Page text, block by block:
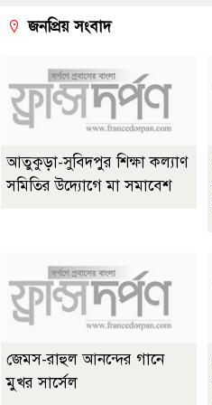
জনপ্রিয় সংবাদ
আতুকুড়া-সুবিদপুর শিক্ষা কল্যাণ
সমিতির উদ্যোগে মা সমাবেশ
জেমস-রাহুল আনন্দের গানে
মুখর সার্সেল